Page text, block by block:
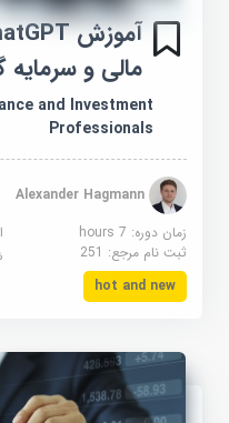
مالی و سرمایه
and Investment
Professionals
Alexander Hagmann
زمان دوره: 7 hours
ثبت نام مرجع:251
hot and new